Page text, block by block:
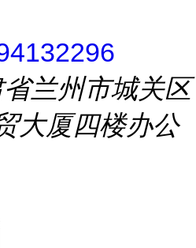
兰州市城关区
大厦四楼办公